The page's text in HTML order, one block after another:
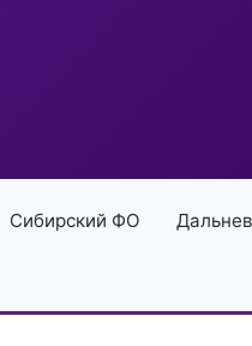
Сибирский ФО